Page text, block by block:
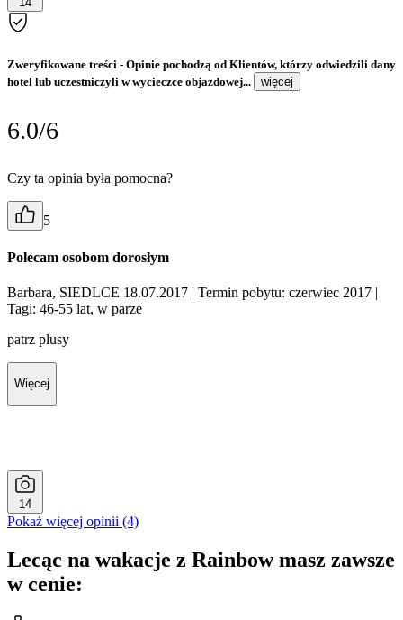
Zweryfikowane treści - Opinie pochodzą od Klientów, którzy odwiedzili dany
hotel lub uczestniczyli w wycieczce objazdowej...
więcej
6.0/6
Czy ta opinia była pomocna?
5
Polecam osobom dorosłym
Barbara, SIEDLCE 18.07.2017 | Termin pobytu: czerwiec 2017 |
Tagi: 46-55 lat, w parze
patrz plusy
Więcej
14
Pokaż więcej opinii (4)
Lecąc na wakacje z Rainbow masz zawsze
w cenie: